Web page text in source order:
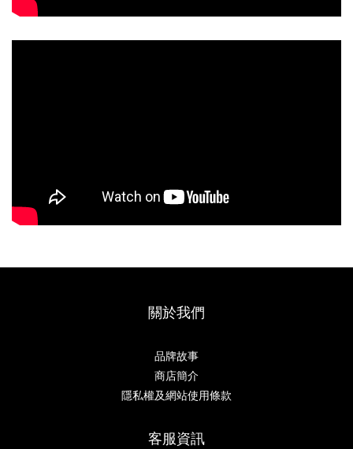
關於我們
品牌故事
商店簡介
隱私權及網站使用條款
客服資訊